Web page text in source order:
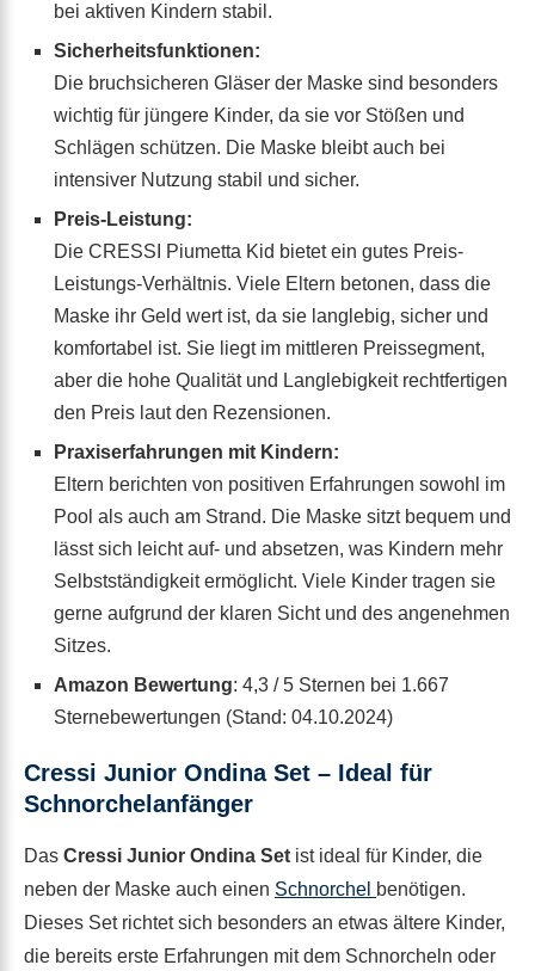
bei aktiven Kindern stabil.
Sicherheitsfunktionen:
Die bruchsicheren Gläser der Maske sind besonders
wichtig für jüngere Kinder, da sie vor Stößen und
Schlägen schützen. Die Maske bleibt auch bei
intensiver Nutzung stabil und sicher.
Preis-Leistung:
Die CRESSI Piumetta Kid bietet ein gutes Preis-
Leistungs-Verhältnis. Viele Eltern betonen, dass die
Maske ihr Geld wert ist, da sie langlebig, sicher und
komfortabel ist. Sie liegt im mittleren Preissegment,
aber die hohe Qualität und Langlebigkeit rechtfertigen
den Preis laut den Rezensionen.
Praxiserfahrungen mit Kindern:
Eltern berichten von positiven Erfahrungen sowohl im
Pool als auch am Strand. Die Maske sitzt bequem und
lässt sich leicht auf- und absetzen, was Kindern mehr
Selbstständigkeit ermöglicht. Viele Kinder tragen sie
gerne aufgrund der klaren Sicht und des angenehmen
Sitzes.
Amazon Bewertung: 4,3 / 5 Sternen bei 1.667
Sternebewertungen (Stand: 04.10.2024)
Cressi Junior Ondina Set – Ideal für
Schnorchelanfänger
Das Cressi Junior Ondina Set ist ideal für Kinder, die
neben der Maske auch einen Schnorchel benötigen.
Dieses Set richtet sich besonders an etwas ältere Kinder,
die bereits erste Erfahrungen mit dem Schnorcheln oder